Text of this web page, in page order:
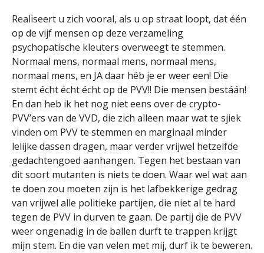
Realiseert u zich vooral, als u op straat loopt, dat één
op de vijf mensen op deze verzameling
psychopatische kleuters overweegt te stemmen.
Normaal mens, normaal mens, normaal mens,
normaal mens, en JA daar héb je er weer een! Die
stemt écht écht écht op de PVV!! Die mensen bestáán!
En dan heb ik het nog niet eens over de crypto-
PVV’ers van de VVD, die zich alleen maar wat te sjiek
vinden om PVV te stemmen en marginaal minder
lelijke dassen dragen, maar verder vrijwel hetzelfde
gedachtengoed aanhangen. Tegen het bestaan van
dit soort mutanten is niets te doen. Waar wel wat aan
te doen zou moeten zijn is het lafbekkerige gedrag
van vrijwel alle politieke partijen, die niet al te hard
tegen de PVV in durven te gaan. De partij die de PVV
weer ongenadig in de ballen durft te trappen krijgt
mijn stem. En die van velen met mij, durf ik te beweren.